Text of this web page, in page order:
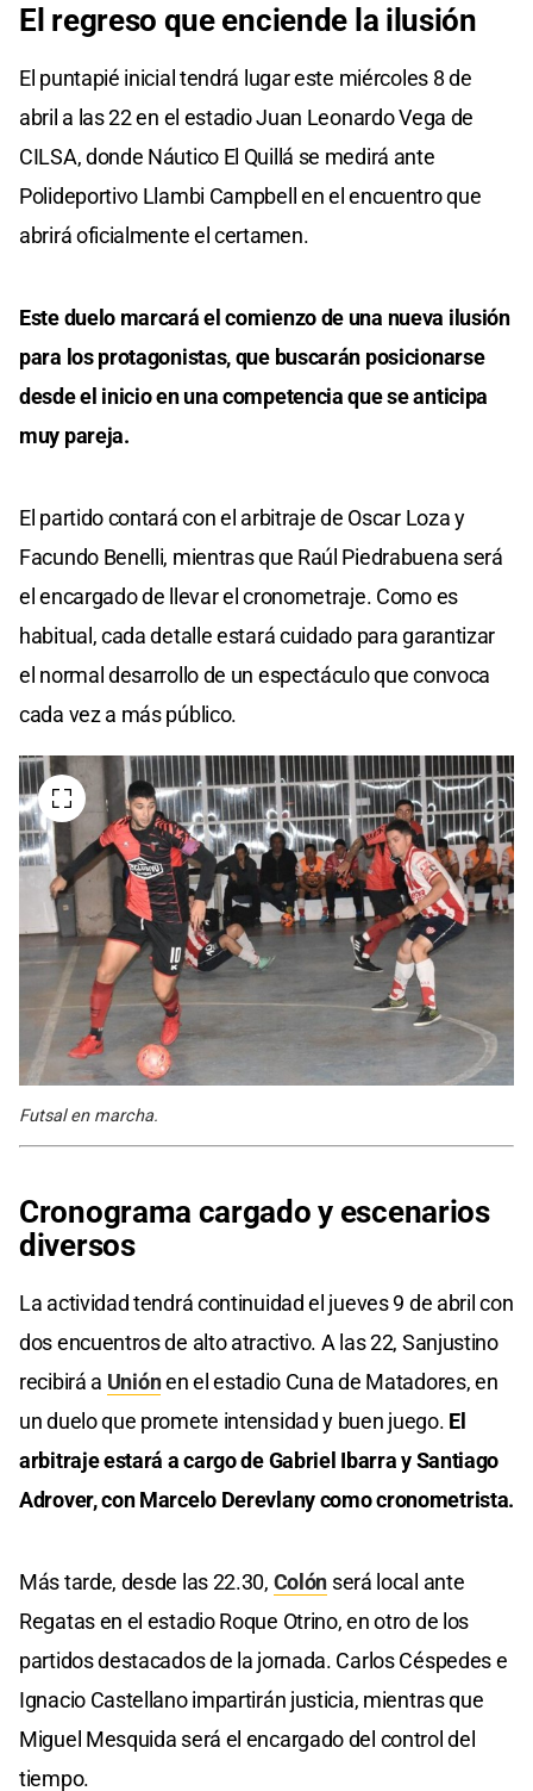
El regreso que enciende la ilusión
El puntapié inicial tendrá lugar este miércoles 8 de
abril a las 22 en el estadio Juan Leonardo Vega de
CILSA, donde Náutico El Quillá se medirá ante
Polideportivo Llambi Campbell en el encuentro que
abrirá oficialmente el certamen.
Este duelo marcará el comienzo de una nueva ilusión
para los protagonistas, que buscarán posicionarse
desde el inicio en una competencia que se anticipa
muy pareja.
El partido contará con el arbitraje de Oscar Loza y
Facundo Benelli, mientras que Raúl Piedrabuena será
el encargado de llevar el cronometraje. Como es
habitual, cada detalle estará cuidado para garantizar
el normal desarrollo de un espectáculo que convoca
cada vez a más público.
Futsal en marcha.
Cronograma cargado y escenarios
diversos
La actividad tendrá continuidad el jueves 9 de abril con
dos encuentros de alto atractivo. A las 22, Sanjustino
recibirá a Uniónen el estadio Cuna de Matadores, en
un duelo que promete intensidad y buen juego. El
arbitraje estará a cargo de Gabriel Ibarra y Santiago
Adrover, con Marcelo Derevlany como cronometrista.
Más tarde, desde las 22.30, Colón será local ante
Regatas en el estadio Roque Otrino, en otro de los
partidos destacados de la jornada. Carlos Céspedes e
Ignacio Castellano impartirán justicia, mientras que
Miguel Mesquida será el encargado del control del
tiempo.